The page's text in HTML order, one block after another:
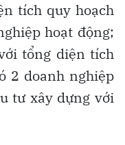
tích quy hoạch
hoạt động;
tổng diện tích
2 doanh nghiệp
tư xây dựng với